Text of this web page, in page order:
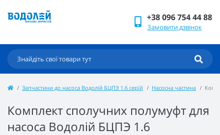
+38 096 754 44 88
Замовити дзвінок
Запчастини до насоса Водолій БЦПЭ 1.6 серій Насосна частина
Комплект сполучних полумуфт для
насоса Водолій БЦПЭ 1.6